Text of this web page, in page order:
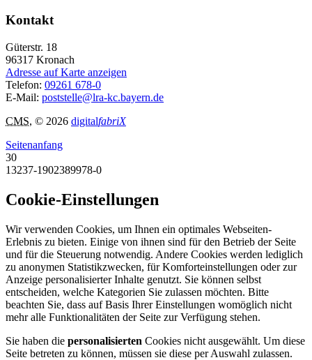
Kontakt
Güterstr. 18
96317 Kronach
Adresse auf Karte anzeigen
Telefon: 09261 678-0
E-Mail: poststelle@lra-kc.bayern.de
CMS, © 2026 digitalfabriX
Seitenanfang
30
13237-1902389978-0
Cookie-Einstellungen
Wir verwenden Cookies, um Ihnen ein optimales Webseiten-
Erlebnis zu bieten. Einige von ihnen sind für den Betrieb der Seite
und für die Steuerung notwendig. Andere Cookies werden lediglich
zu anonymen Statistikzwecken, für Komforteinstellungen oder zur
Anzeige personalisierter Inhalte genutzt. Sie können selbst
entscheiden, welche Kategorien Sie zulassen möchten. Bitte
beachten Sie, dass auf Basis Ihrer Einstellungen womöglich nicht
mehr alle Funktionalitäten der Seite zur Verfügung stehen.
Sie haben die personalisierten Cookies nicht ausgewählt. Um diese
Seite betreten zu können, müssen sie diese per Auswahl zulassen.